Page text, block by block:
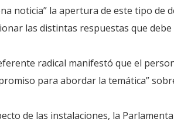
noticia” la apertura de este tipo de
las distintas respuestas que debe
radical manifestó que el
para abordar la temática”
de las instalaciones, la